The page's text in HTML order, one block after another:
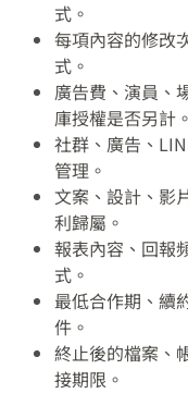
式。
每項內容的修改
式。
廣告費、演員、
庫授權是否另計。
社群、廣告、
管理。
文案、設計、影
利歸屬。
報表內容、回報
式。
最低合作期、續
件。
終止後的檔案、
接期限。